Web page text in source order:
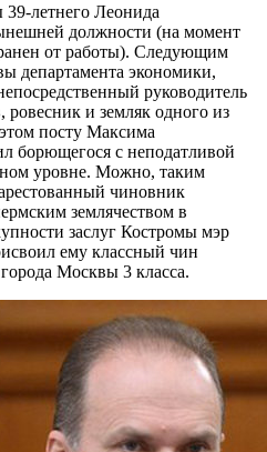
летнего Леонида
должности (на момент
от работы). Следующим
департамента экономики,
руководитель
, ровесник и земляк одного из
посту Максима
борющегося с неподатливой
уровне. Можно, таким
чиновник
землячеством в
заслуг Костромы мэр
ему классный чин
Москвы 3 класса.